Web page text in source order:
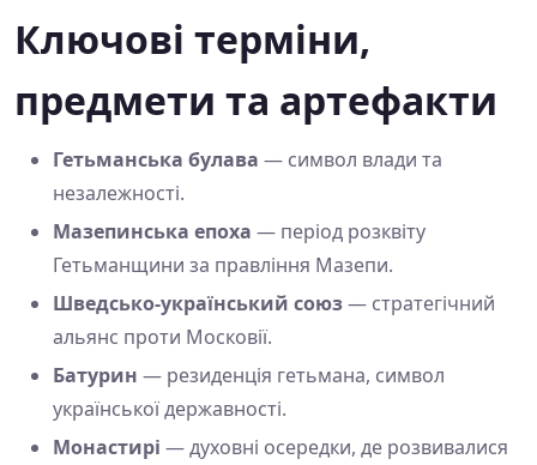
Ключові терміни,
предмети та артефакти
Гетьманська булава — символ влади та
незалежності.
Мазепинська епоха — період розквіту
Гетьманщини за правління Мазепи.
Шведсько-український союз— стратегічний
альянс проти Московії.
Батурин — резиденція гетьмана, символ
української державності.
Монастирі — духовні осередки, де розвивалися